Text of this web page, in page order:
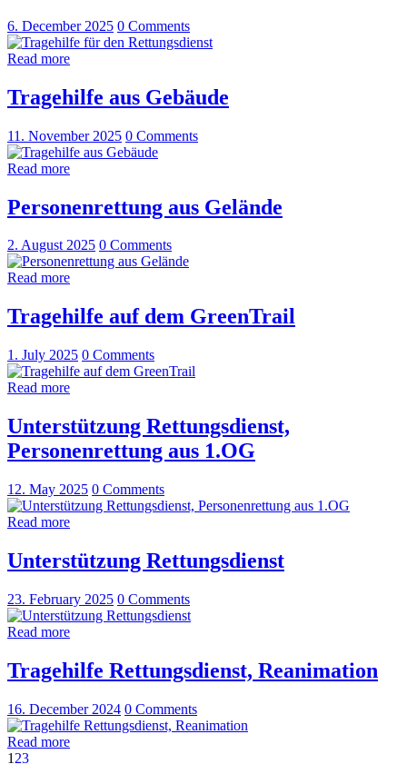
6. December 2025 0 Comments
Read more
Tragehilfe aus Gebäude
11. November 2025 0 Comments
Read more
Personenrettung aus Gelände
2. August 2025 0 Comments
Read more
Tragehilfe auf dem GreenTrail
1. July 2025 0 Comments
Read more
Unterstützung Rettungsdienst,
Personenrettung aus 1.OG
12. May 2025 0 Comments
Read more
Unterstützung Rettungsdienst
23. February 2025 0 Comments
Read more
Tragehilfe Rettungsdienst, Reanimation
16. December 2024 0 Comments
Read more
1 23